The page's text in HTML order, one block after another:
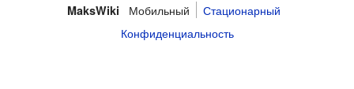
MaksWiki Мобильный
Стационарный
Конфиденциальность